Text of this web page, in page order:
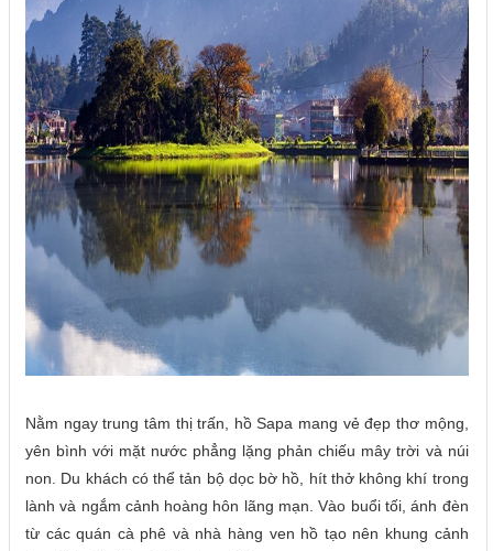
Nằm ngay trung tâm thị trấn, hồ Sapa mang vẻ đẹp thơ mộng,
yên bình với mặt nước phẳng lặng phản chiếu mây trời và núi
non. Du khách có thể tản bộ dọc bờ hồ, hít thở không khí trong
lành và ngắm cảnh hoàng hôn lãng mạn. Vào buổi tối, ánh đèn
từ các quán cà phê và nhà hàng ven hồ tạo nên khung cảnh